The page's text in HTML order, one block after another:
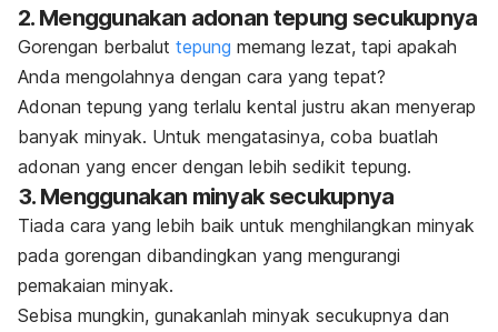
2. Menggunakan adonan tepung secukupnya
Gorengan berbalut tepung memang lezat, tapi apakah
Anda mengolahnya dengan cara yang tepat?
Adonan tepung yang terlalu kental justru akan menyerap
banyak minyak. Untuk mengatasinya, coba buatlah
adonan yang encer dengan lebih sedikit tepung.
3. Menggunakan minyak secukupnya
Tiada cara yang lebih baik untuk menghilangkan minyak
pada gorengan dibandingkan yang mengurangi
pemakaian minyak.
Sebisa mungkin, gunakanlah minyak secukupnya dan